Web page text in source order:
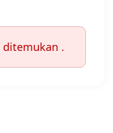
ditemukan .